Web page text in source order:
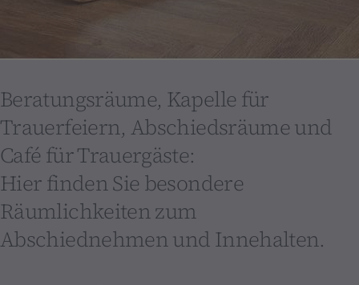
Beratungsräume, Kapelle für
Trauerfeiern, Abschiedsräume und
Café für Trauergäste:
Hier finden Sie besondere
Räumlichkeiten zum
Abschiednehmen und Innehalten.